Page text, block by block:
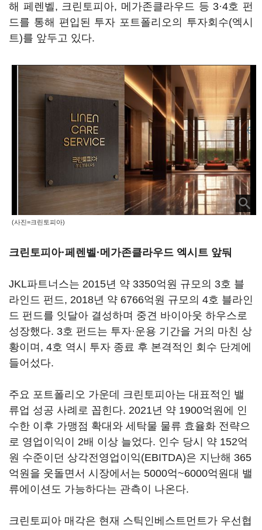
해 페렌벨, 크린토피아, 메가존클라우드 등 3·4호 펀
드를 통해 편입된 투자 포트폴리오의 투자회수(엑시
트)를 앞두고 있다.
(사진=크린토피아)
크린토피아·페렌벨·메가존클라우드 엑시트 앞둬
JKL파트너스는 2015년 약 3350억원 규모의 3호 블
라인드 펀드, 2018년 약 6766억원 규모의 4호 블라인
드 펀드를 잇달아 결성하며 중견 바이아웃 하우스로
성장했다. 3호 펀드는 투자·운용 기간을 거의 마친 상
황이며, 4호 역시 투자 종료 후 본격적인 회수 단계에
들어섰다.
주요 포트폴리오 가운데 크린토피아는 대표적인 밸
류업 성공 사례로 꼽힌다. 2021년 약 1900억원에 인
수한 이후 가맹점 확대와 세탁물 물류 효율화 전략으
로 영업이익이 2배 이상 늘었다. 인수 당시 약 152억
원 수준이던 상각전영업이익(EBITDA)은 지난해 365
억원을 웃돌면서 시장에서는 5000억~6000억원대 밸
류에이션도 가능하다는 관측이 나온다.
크린토피아 매각은 현재 스틱인베스트먼트가 우선협